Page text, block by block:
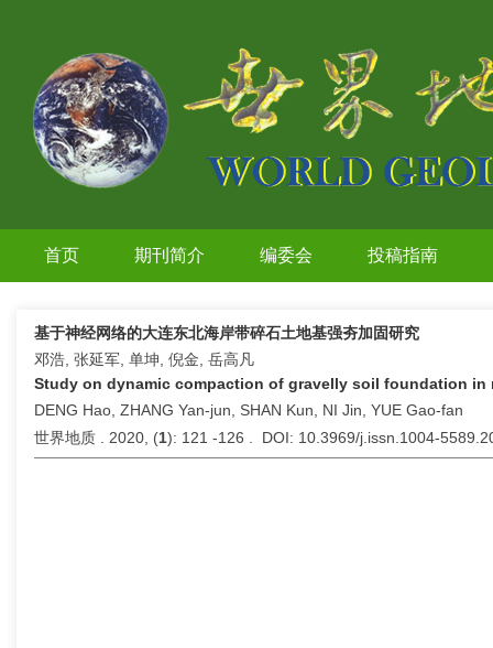
首页 期刊简介 编委会 投稿指南
基于神经网络的大连东北海岸带碎石土地基强夯加固研究
邓浩, 张延军, 单坤, 倪金, 岳高凡
Study on dynamic compaction of gravelly soil foundation
DENG Hao, ZHANG Yan-jun, SHAN Kun, NI Jin, YUE Gao-fan
世界地质 . 2020, (1): 121 -126 . DOI: 10.3969/j.issn.1004-